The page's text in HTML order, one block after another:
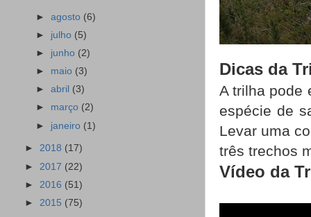
Dicas da
A trilha pode
espécie de
Levar uma
três trechos
Vídeo da
►agosto (6)
► julho (5)
► junho (2)
► maio (3)
►abril (3)
► março (2)
► janeiro (1)
► 2018 (17)
► 2017 (22)
► 2016 (51)
► 2015 (75)